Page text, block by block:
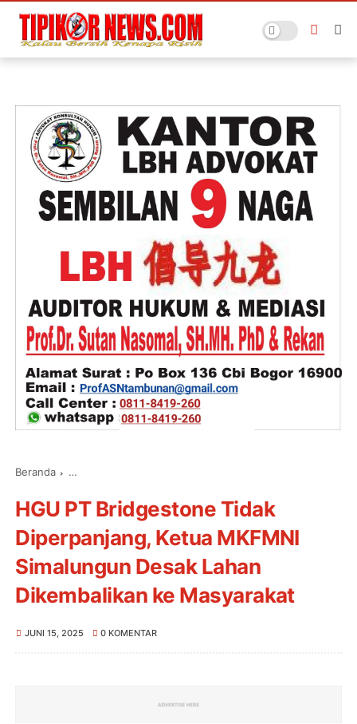
Beranda Ketua MKFMNI Simalungun Desak Lahan Dikembalikan ke
HGU PT Bridgestone Tidak
Diperpanjang, Ketua MKFMNI
Simalungun Desak Lahan
Dikembalikan ke Masyarakat
JUNI 15, 2025 0 KOMENTAR